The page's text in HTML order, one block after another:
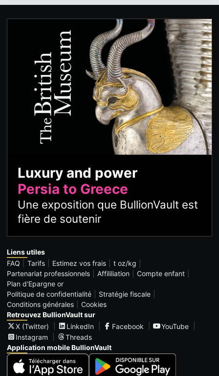
Luxury and power
Persia to Greece
Une exposition que BullionVault est
fière de soutenir
Liens utiles
FAQ
Tarifs Estimez vos frais
t oz/kg
Partenariat professionnels
Affililiation
Compte enfant
Plan d'Epargne or
Politique de confidentialité
Stratégie fiscale
Conditions générales
Cookies
Retrouvez BullionVault sur
X (Twitter)
LinkedIn Facebook
YouTube
Instagram
Threads
Application mobile BullionVault